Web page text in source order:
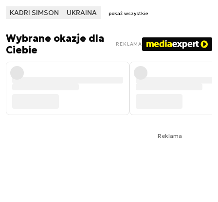
KADRI SIMSON UKRAINA pokaż wszystkie
Wybrane okazje dla
Ciebie
REKLAMA
Reklama